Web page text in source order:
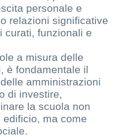
personale e
relazioni significative
curati, funzionali e
a misura delle
è fondamentale il
amministrazioni
di investire,
la scuola non
ma come